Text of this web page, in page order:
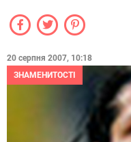
20 серпня 2007, 10:18
ЗНАМЕНИТОСТІ